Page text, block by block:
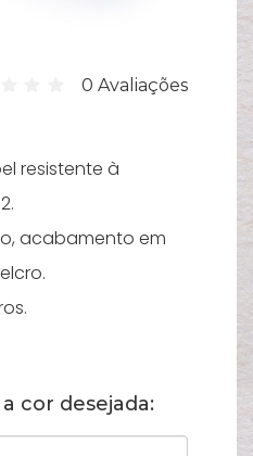
0 Avaliações
resistente à
acabamento em
cor desejada: